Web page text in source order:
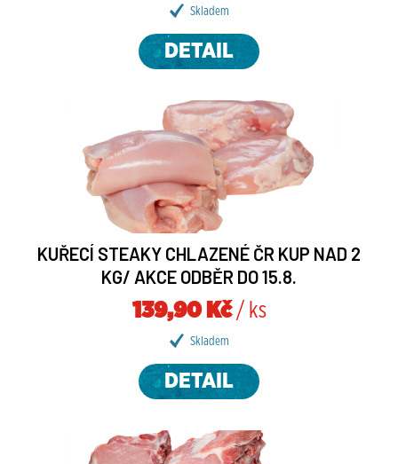
Skladem
DETAIL
KUŘECÍ STEAKY CHLAZENÉ ČR KUP NAD 2
KG/ AKCE ODBĚR DO 15.8.
139,90 Kč/ ks
Skladem
DETAIL